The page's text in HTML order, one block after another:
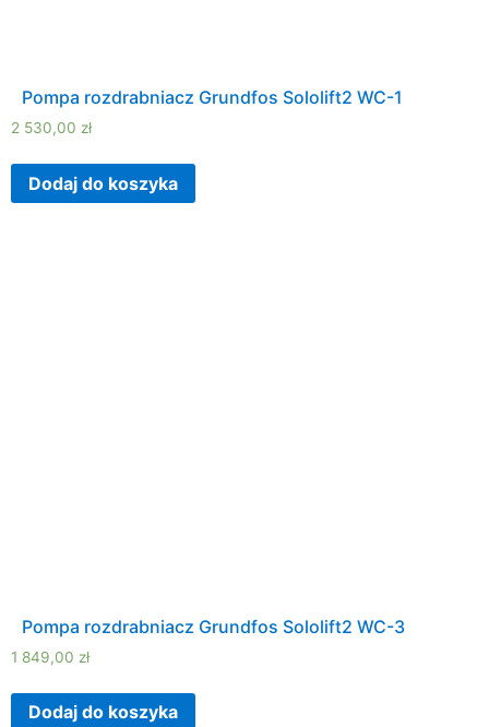
Pompa rozdrabniacz Grundfos Sololift2 WC-1
2 530,00 zł
Dodaj do koszyka
Pompa rozdrabniacz Grundfos Sololift2 WC-3
1 849,00 zł
Dodaj do koszyka